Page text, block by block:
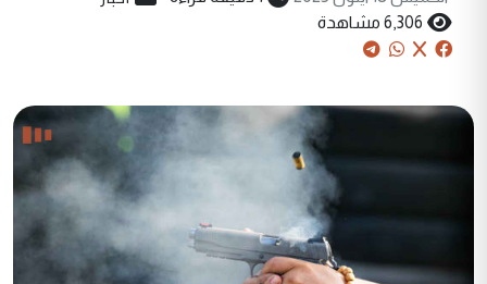
6,306 مشاهدة